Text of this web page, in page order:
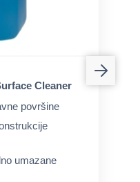
Cleaner
površine
umazane